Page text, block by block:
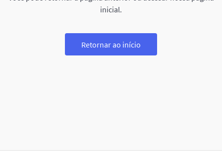
inicial.
Retornar ao início